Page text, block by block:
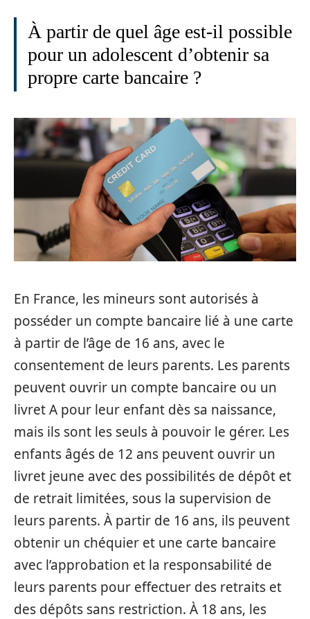
À partir de quel âge est-il possible
pour un adolescent d’obtenir sa
propre carte bancaire ?
En France, les mineurs sont autorisés à
posséder un compte bancaire lié à une carte
à partir de l’âge de 16 ans, avec le
consentement de leurs parents. Les parents
peuvent ouvrir un compte bancaire ou un
livret A pour leur enfant dès sa naissance,
mais ils sont les seuls à pouvoir le gérer. Les
enfants âgés de 12 ans peuvent ouvrir un
livret jeune avec des possibilités de dépôt et
de retrait limitées, sous la supervision de
leurs parents. À partir de 16 ans, ils peuvent
obtenir un chéquier et une carte bancaire
avec l’approbation et la responsabilité de
leurs parents pour effectuer des retraits et
des dépôts sans restriction. À 18 ans, les